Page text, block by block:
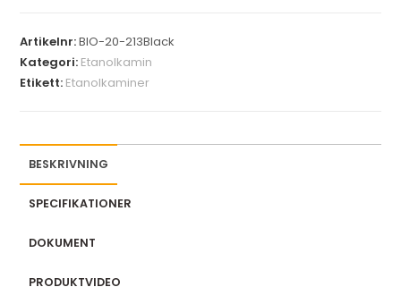
Artikelnr:BIO-20-213Black
Kategori: Etanolkamin
Etikett: Etanolkaminer
BESKRIVNING
SPECIFIKATIONER
DOKUMENT
PRODUKTVIDEO